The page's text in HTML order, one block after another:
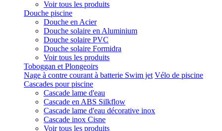
Voir tous les produits
Douche piscine
Douche en Acier
Douche solaire en Aluminium
Douche solaire PVC
Douche solaire Formidra
Voir tous les produits
Toboggan et Plongeoirs
Nage à contre courant à batterie Swim jet Vélo de piscine
Cascades pour piscine
Cascade lame d'eau
Cascade en ABS Silkflow
Cascade lame d'eau décorative inox
Cascade inox Cisne
Voir tous les produits